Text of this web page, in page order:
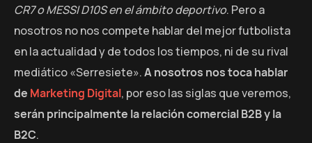
CR7 o MESSI D10S en el ámbito deportivo. Pero a
nosotros no nos compete hablar del mejor futbolista
en la actualidad y de todos los tiempos, ni de su rival
mediático «Serresiete».A nosotros nos toca hablar
de Marketing Digital, por eso las siglas que veremos,
serán principalmente la relación comercial B2B y la
B2C.